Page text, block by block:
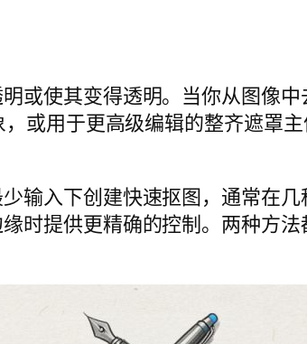
或使其变得透明。当你从图像
或用于更高级编辑的整齐遮罩
输入下创建快速抠图，通常在
时提供更精确的控制。两种方